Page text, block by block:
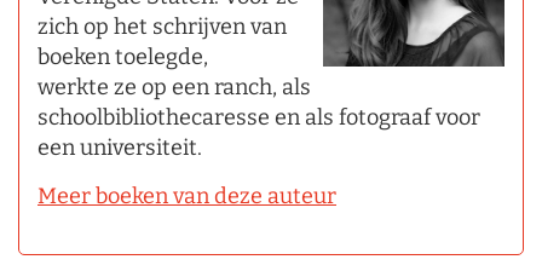
zich op het schrijven van
boeken toelegde,
werkte ze op een ranch, als
schoolbibliothecaresse en als fotograaf voor
een universiteit.
Meer boeken van deze auteur